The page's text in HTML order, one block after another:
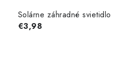
Solárne záhradné svietidlo
€3,98